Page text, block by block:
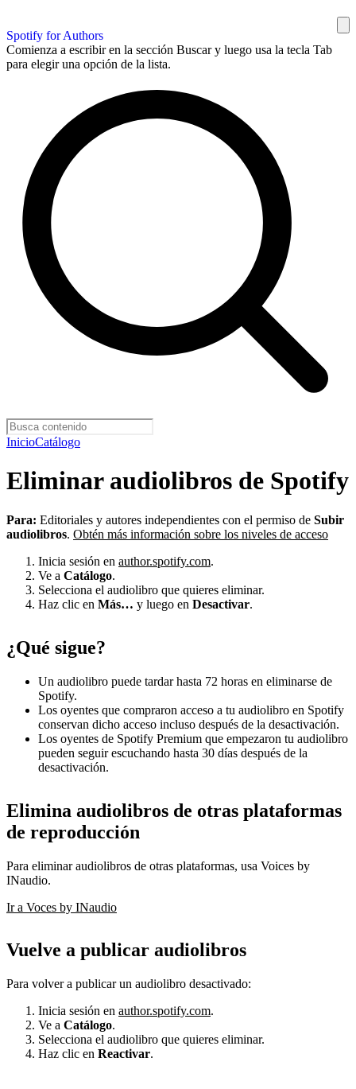
Spotify for Authors
Comienza a escribir en la sección Buscar y luego usa la tecla Tab
para elegir una opción de la lista.
InicioCatálogo
Eliminar audiolibros de Spotify
Para: Editoriales y autores independientes con el permiso de Subir
audiolibros. Obtén más información sobre los niveles de acceso
Inicia sesión en author.spotify.com.
Ve a Catálogo.
Selecciona el audiolibro que quieres eliminar.
Haz clic en Más… y luego en Desactivar.
¿Qué sigue?
Un audiolibro puede tardar hasta 72 horas en eliminarse de
Spotify.
Los oyentes que compraron acceso a tu audiolibro en Spotify
conservan dicho acceso incluso después de la desactivación.
Los oyentes de Spotify Premium que empezaron tu audiolibro
pueden seguir escuchando hasta 30 días después de la
desactivación.
Elimina audiolibros de otras plataformas
de reproducción
Para eliminar audiolibros de otras plataformas, usa Voices by
INaudio.
Ir a Voces by INaudio
Vuelve a publicar audiolibros
Para volver a publicar un audiolibro desactivado:
Inicia sesión en author.spotify.com.
Ve a Catálogo.
Selecciona el audiolibro que quieres eliminar.
Haz clic en Reactivar.